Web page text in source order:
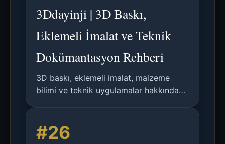
3Ddayinji | 3D Baskı,
Eklemeli İmalat ve Teknik
Dokümantasyon Rehberi
3D baskı, eklemeli imalat, malzeme
bilimi ve teknik uygulamalar hakkında
#26